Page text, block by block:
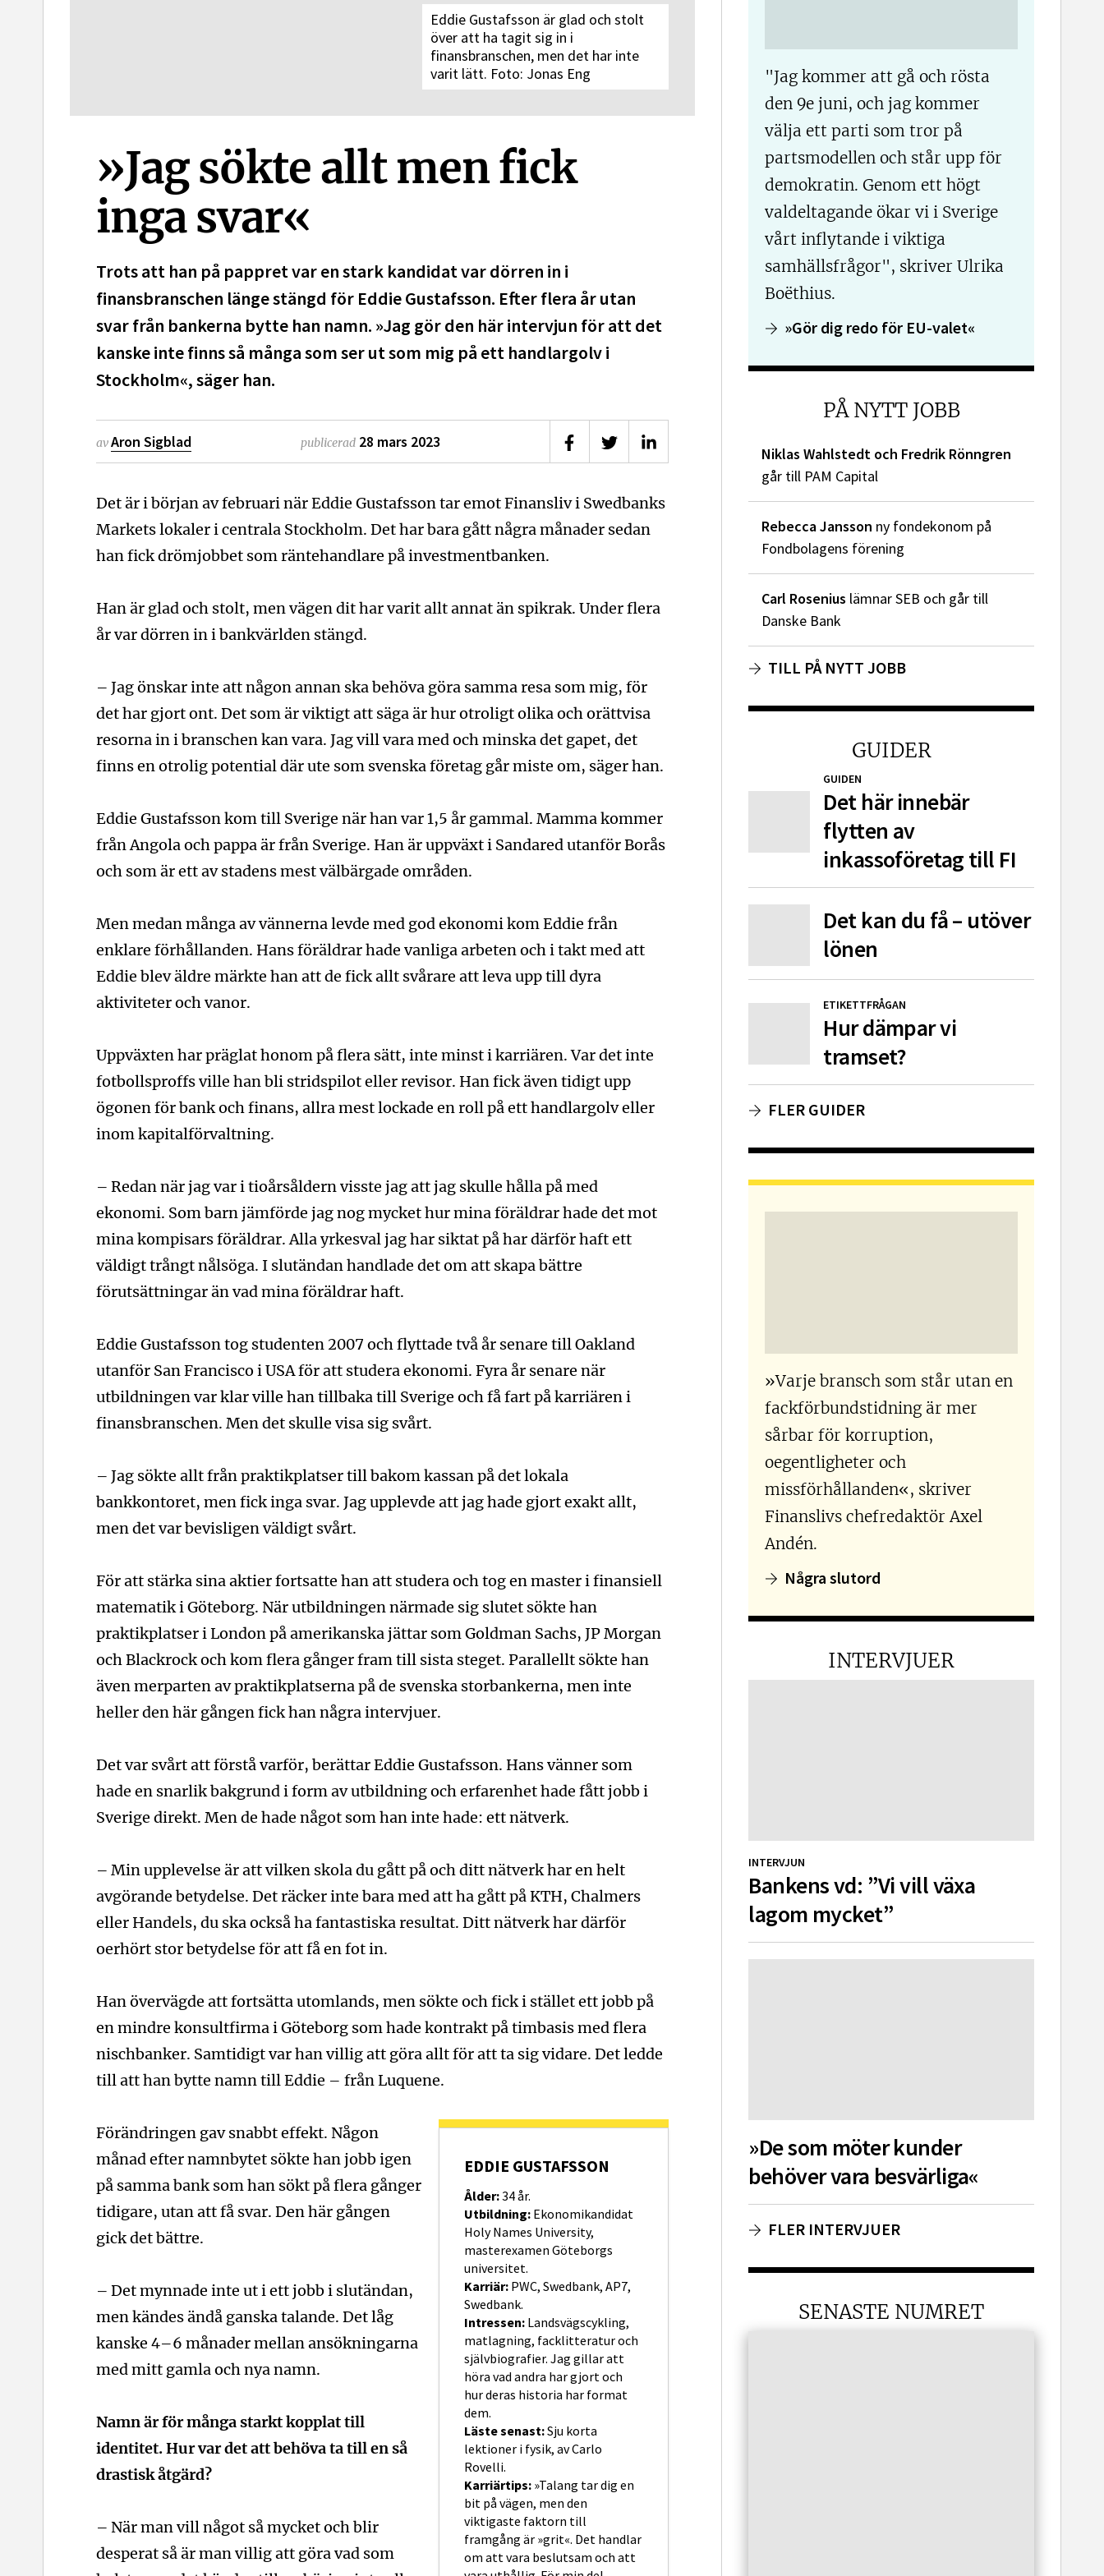
Eddie Gustafsson är glad och stolt
över att ha tagit sig in i
finansbranschen, men det har inte
varit lätt. Foto: Jonas Eng
»Jag sökte allt men fick
inga svar«
Trots att han på pappret var en stark kandidat var dörren in i
finansbranschen länge stängd för Eddie Gustafsson. Efter flera år utan
svar från bankerna bytte han namn. »Jag gör den här intervjun för att det
kanske inte finns så många som ser ut som mig på ett handlargolv i
Stockholm«, säger han.
avAron Sigblad publicerad 28 mars 2023 Dela på Facebook
Dela på TwitterDela på LinkedIn
Det är i början av februari när Eddie Gustafsson tar emot Finansliv i Swedbanks
Markets lokaler i centrala Stockholm. Det har bara gått några månader sedan
han fick drömjobbet som räntehandlare på investment­banken.
Han är glad och stolt, men vägen dit har varit allt annat än spikrak. Under flera
år var dörren in i bankvärlden stängd.
– Jag önskar inte att någon annan ska behöva göra samma resa som mig, för
det har gjort ont. Det som är viktigt att säga är hur otroligt olika och orättvisa
resorna in i branschen kan vara. Jag vill vara med och minska det gapet, det
finns en otrolig potential där ute som svenska företag går miste om, säger han.
Eddie Gustafsson kom till Sverige när han var 1,5 år gammal. Mamma kommer
från Angola och pappa är från Sverige. Han är uppväxt i Sandared utanför Borås
och som är ett av stadens mest välbärgade områden.
Men medan många av vännerna levde med god ekonomi kom Eddie från
enklare förhållanden. Hans föräldrar hade vanliga arbeten och i takt med att
Eddie blev äldre märkte han att de fick allt svårare att leva upp till dyra
aktiviteter och vanor.
Uppväxten har präglat honom på flera sätt, inte minst i karriären. Var det inte
fotbollsproffs ville han bli stridspilot eller revisor. Han fick även tidigt upp
ögonen för bank och finans, allra mest lockade en roll på ett handlargolv eller
inom kapitalförvaltning.
– Redan när jag var i tioårsåldern visste jag att jag skulle hålla på med
ekonomi. Som barn jämförde jag nog mycket hur mina föräldrar hade det mot
mina kompisars föräldrar. Alla yrkesval jag har siktat på har därför haft ett
väldigt trångt nålsöga. I slutändan handlade det om att skapa bättre
förutsättningar än vad mina föräldrar haft.
Eddie Gustafsson tog studenten 2007 och flyttade två år senare till Oakland
utanför San Francisco i USA för att studera ekonomi. Fyra år senare när
utbildningen var klar ville han tillbaka till Sverige och få fart på karriären i
finansbranschen. Men det skulle visa sig svårt.
– Jag sökte allt från praktikplatser till bakom kassan på det lokala
bankkontoret, men fick inga svar. Jag upplevde att jag hade gjort exakt allt,
men det var bevisligen väldigt svårt.
För att stärka sina aktier fortsatte han att studera och tog en master i finansiell
matematik i Göteborg. När utbildningen närmade sig slutet sökte han
praktikplatser i London på amerikanska jättar som Goldman Sachs, JP Morgan
och Blackrock och kom flera gånger fram till sista steget. Parallellt sökte han
även merparten av praktikplatserna på de svenska storbankerna, men inte
heller den här gången fick han några intervjuer.
Det var svårt att förstå varför, berättar Eddie Gustafsson. Hans vänner som
hade en snarlik bakgrund i form av utbildning och erfarenhet hade fått jobb i
Sverige direkt. Men de hade något som han inte hade: ett nätverk.
– Min upplevelse är att vilken skola du gått på och ditt nätverk har en helt
avgörande betydelse. Det räcker inte bara med att ha gått på KTH, Chalmers
eller Handels, du ska också ha fantastiska resultat. Ditt nätverk har därför
oerhört stor betydelse för att få en fot in.
Han övervägde att fortsätta utomlands, men sökte och fick i stället ett jobb på
en mindre konsultfirma i Göteborg som hade kontrakt på timbasis med flera
nischbanker. Samtidigt var han villig att göra allt för att ta sig vidare. Det ledde
till att han bytte namn till Eddie – från Luquene.
EDDIE GUSTAFSSON
Ålder:34 år.
Utbildning: Ekonomikandidat
Holy Names University,
masterexamen Göteborgs
universitet.
Karriär: PWC, Swedbank, AP7,
Swedbank.
Intressen: Landsvägscykling,
matlagning, facklitteratur och
självbiografier. Jag gillar att
höra vad andra har gjort och
hur deras historia har format
dem.
Läste senast:Sju korta
lektioner i fysik, av Carlo
Rovelli.
Karriärtips: »Talang tar dig en
bit på vägen, men den
viktigaste faktorn till
framgång är »grit«. Det handlar
om att vara beslutsam och att
Förändringen gav snabbt effekt. Någon
månad efter namnbytet sökte han jobb igen
på samma bank som han sökt på flera gånger
tidigare, utan att få svar. Den här gången
gick det bättre.
– Det mynnade inte ut i ett jobb i slutändan,
men kändes ändå ganska talande. Det låg
kanske 4–6 månader mellan ansökningarna
med mitt gamla och nya namn.
Namn är för många starkt kopplat till
identitet. Hur var det att behöva ta till en så
drastisk åtgärd?
– När man vill något så mycket och blir
desperat så är man villig att göra vad som
"Jag kommer att gå och rösta
den 9e juni, och jag kommer
välja ett parti som tror på
partsmodellen och står upp för
demokratin. Genom ett högt
valdeltagande ökar vi i Sverige
vårt inflytande i viktiga
samhällsfrågor", skriver Ulrika
Boëthius.
»Gör dig redo för EU-valet«
PÅ NYTT JOBB
Niklas Wahlstedt och Fredrik Rönngren
går till PAM Capital
Rebecca Jansson ny fondekonom på
Fondbolagens förening
Carl Rosenius lämnar SEB och går till
Danske Bank
TILL PÅ NYTT JOBB
GUIDER
GUIDEN
Det här innebär
flytten av
inkassoföretag till FI
Det kan du få – utöver
lönen
ETIKETTFRÅGAN
Hur dämpar vi
tramset?
FLER GUIDER
»Varje bransch som står utan en
fackförbundstidning är mer
sårbar för korruption,
oegentligheter och
missförhållanden«, skriver
Finanslivs chefredaktör Axel
Andén.
Några slutord
INTERVJUER
INTERVJUN
Bankens vd: ”Vi vill växa
lagom mycket”
»De som möter kunder
behöver vara besvärliga«
FLER INTERVJUER
SENASTE NUMRET